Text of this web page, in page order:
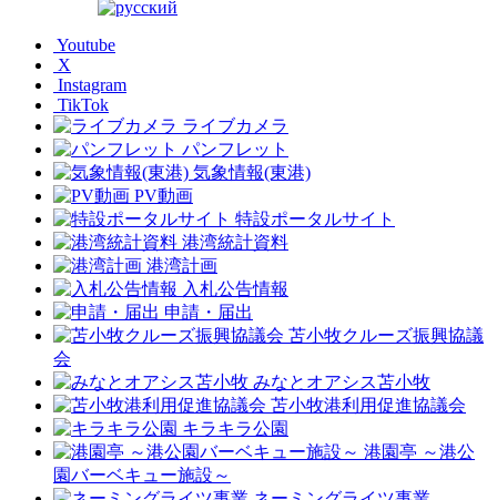
Youtube
X
Instagram
TikTok
ライブカメラ
パンフレット
気象情報(東港)
PV動画
特設ポータルサイト
港湾統計資料
港湾計画
入札公告情報
申請・届出
苫小牧クルーズ振興協議
会
みなとオアシス苫小牧
苫小牧港利用促進協議会
キラキラ公園
港園亭 ～港公
園バーベキュー施設～